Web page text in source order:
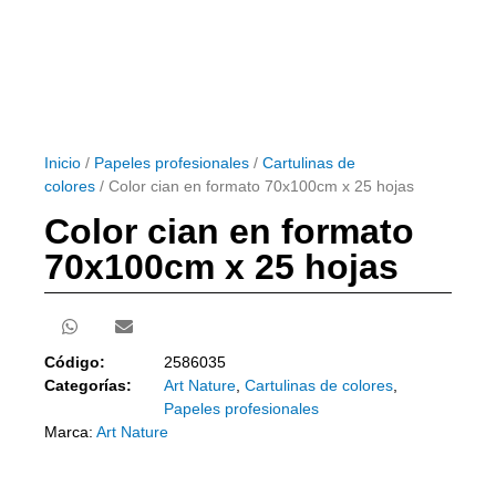
Inicio / Papeles profesionales / Cartulinas de
colores / Color cian en formato 70x100cm x 25 hojas
Color cian en formato
70x100cm x 25 hojas
Código:
2586035
Categorías:
Art Nature Cartulinas de colores
Papeles profesionales
Marca: Art Nature